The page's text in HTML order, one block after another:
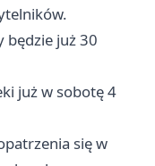
będzie już 30
już w sobotę 4
się w